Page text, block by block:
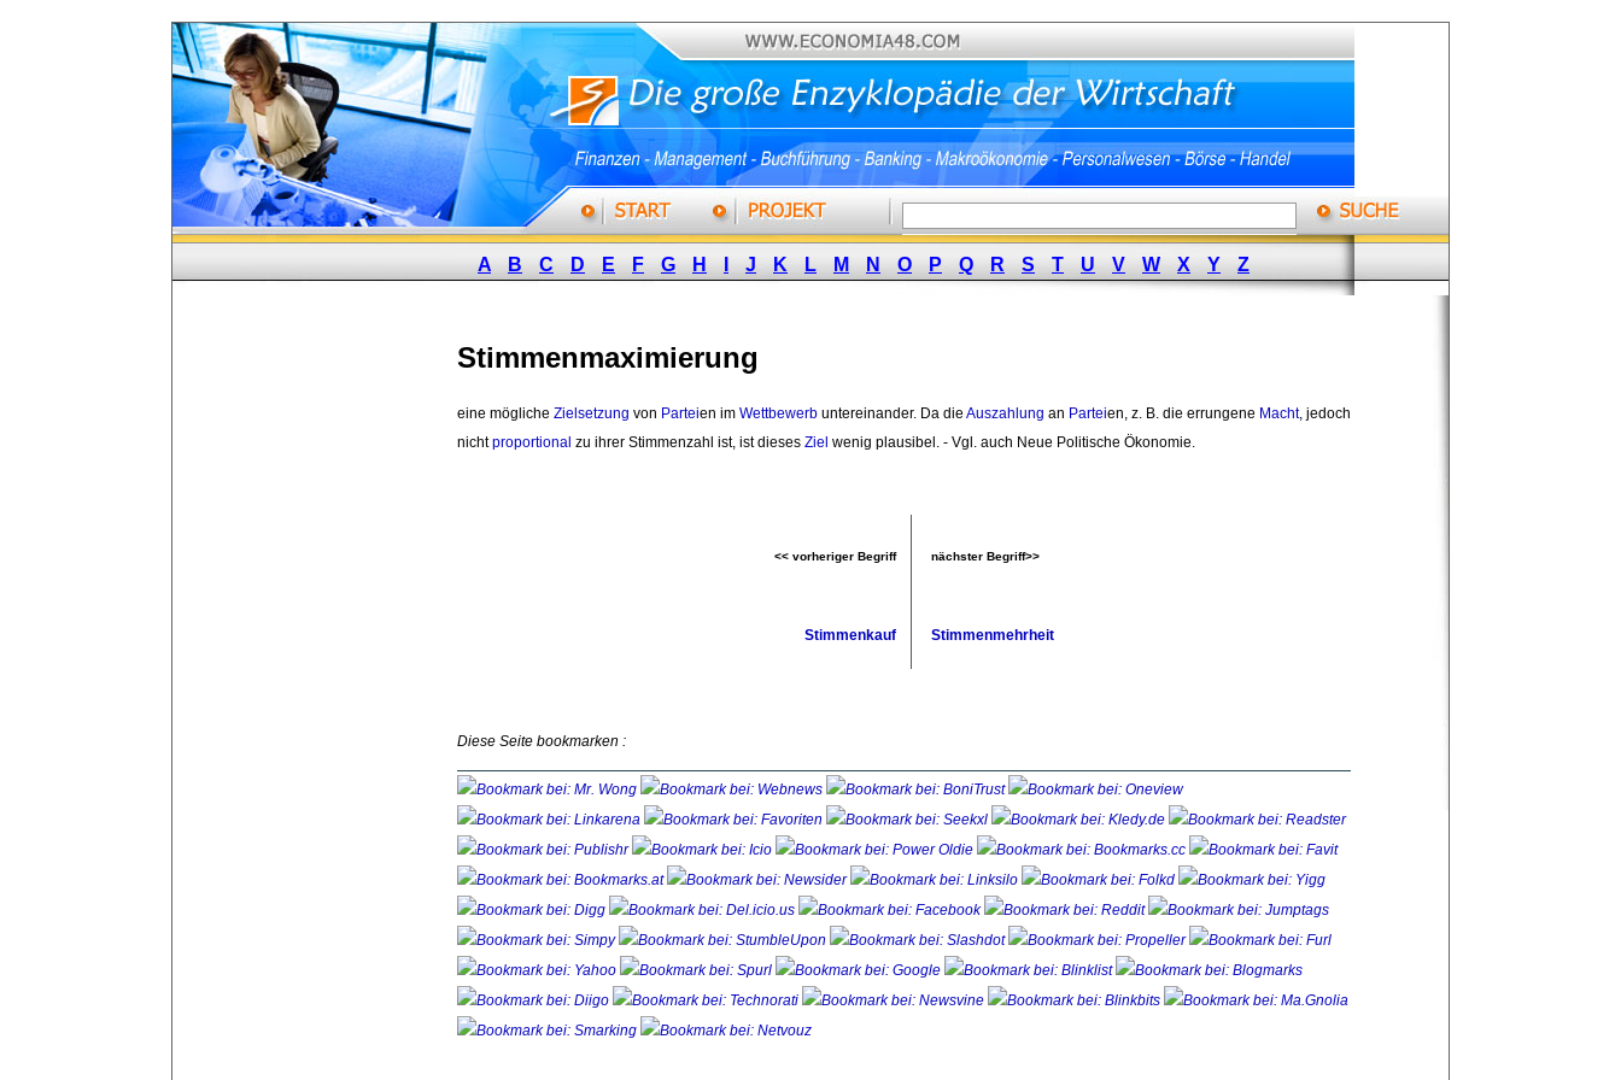
A B C D E F G H J K L M N O P Q R S T U V W X Y Z
Stimmenmaximierung
eine mögliche Zielsetzung von Parteien im Wettbewerb untereinander. Da die Auszahlung an Parteien, z. B. die errungene Macht, jedoch
nichtproportional zu ihrer Stimmenzahl ist, ist dieses Ziel wenig plausibel. - Vgl. auch Neue Politische Ökonomie.
<< vorheriger Begriff nächster Begriff>>
Stimmenkauf Stimmenmehrheit
Diese Seite bookmarken :